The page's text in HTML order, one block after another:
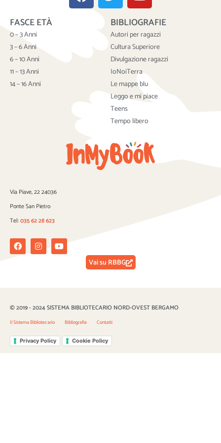
c i
t
t
e
r
u
t
u
b
e
FASCE ETÀ
0 – 3 Anni
3 – 6 Anni
6 – 10 Anni
11 – 13 Anni
14 – 16 Anni
BIBLIOGRAFIE
Autori per ragazzi
Cultura Superiore
Divulgazione ragazzi
IoNoiTerra
Le mappe blu
Leggo e mi piace
Teens
Tempo libero
Via Piave, 22 24036
Ponte San Pietro
Tel:035 62 28 623
FacebookInstagramYoutube
Vai su RBBG
© 2019 - 2024 SISTEMA BIBLIOTECARIO NORD-OVEST BERGAMO
Il Sistema Bibliotecario Bibliografie Contatti
Privacy Policy Cookie Policy